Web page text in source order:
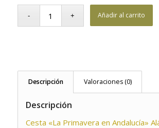
Añadir al carrito
Descripción Valoraciones (0)
Descripción
Cesta «La Primavera en Andalucía»